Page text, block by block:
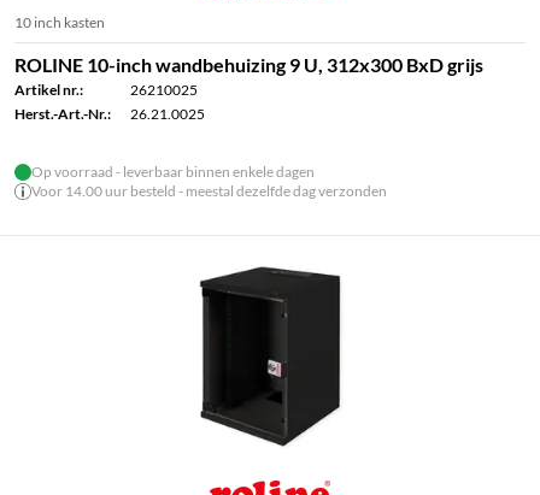
10 inch kasten
ROLINE 10-inch wandbehuizing 9 U, 312x300 BxD grijs
Artikel nr.:
26210025
Herst.-Art.-Nr.:
26.21.0025
Op voorraad - leverbaar binnen enkele dagen
Voor 14.00 uur besteld - meestal dezelfde dag verzonden